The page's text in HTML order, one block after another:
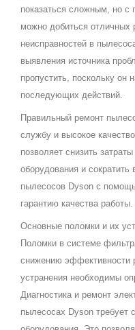
показаться сложным, но
можно добиться отличных
неисправностей в
выявления источника
пропустить, поскольку
последующих действий.
Правильный ремонт
службу и высокое
позволяет снизить
оборудования и
пылесосов Dyson с
гарантию качества работы.
Основные поломки и их
Поломки в системе
снижению эффективности
устранения необходимы
Диагностика и ремонт
пылесосах Dyson требует